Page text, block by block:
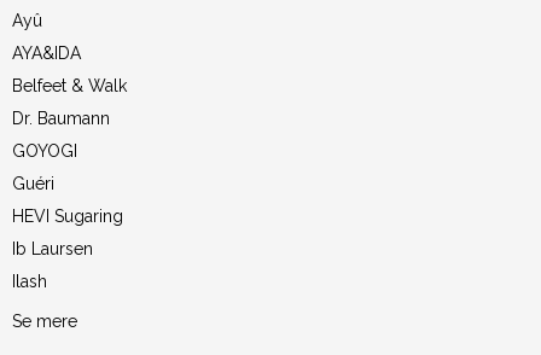
Ayû
AYA&IDA
Belfeet & Walk
Dr. Baumann
GOYOGI
Guéri
HEVI Sugaring
Ib Laursen
Ilash
Se mere